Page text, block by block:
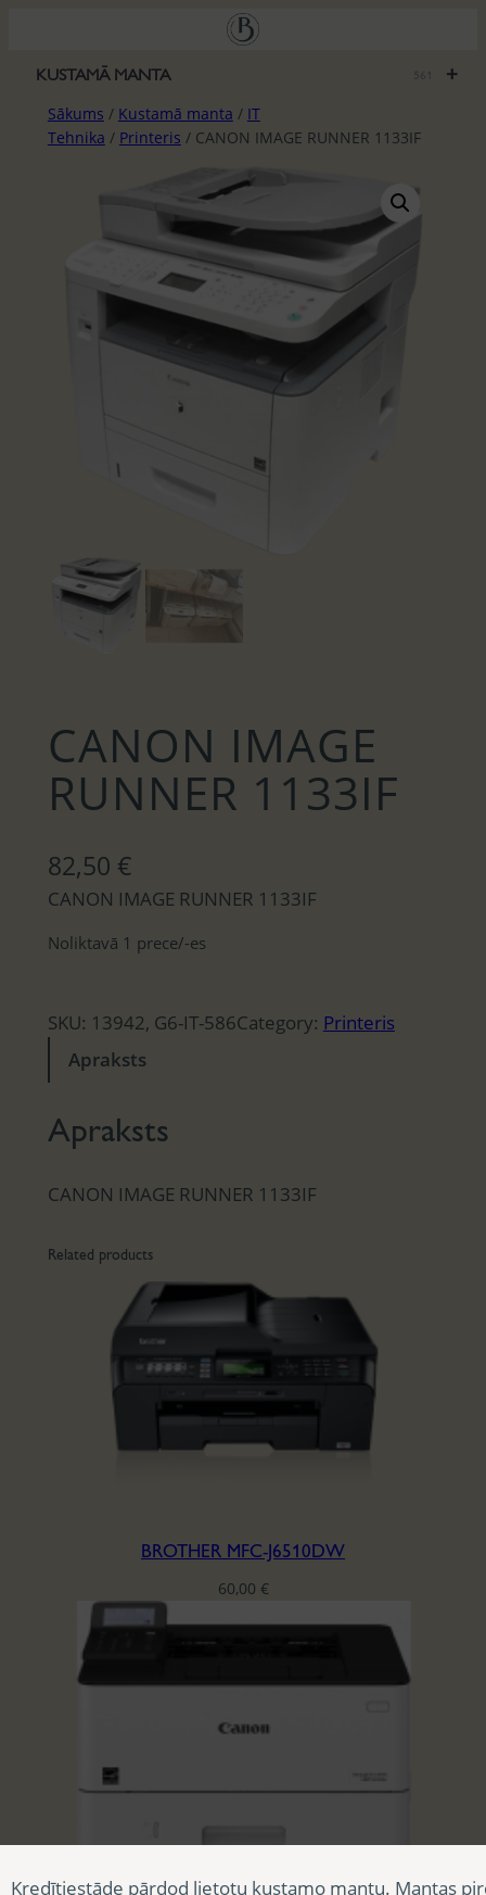
saturu
+
KUSTAMĀ MANTA
Sākums / Kustamā manta / IT
Tehnika / Printeris / CANON IMAGE RUNNER 1133IF
CANON IMAGE
RUNNER 1133IF
82,50 €
CANON IMAGE RUNNER 1133IF
Noliktavā 1 prece/-es
SKU: 13942, G6-IT-586Category: Printeris
Apraksts
Apraksts
CANON IMAGE RUNNER 1133IF
Related products
BROTHER MFC-J6510DW
60,00 €
Kredītiestāde pārdod lietotu kustamo mantu. Mantas